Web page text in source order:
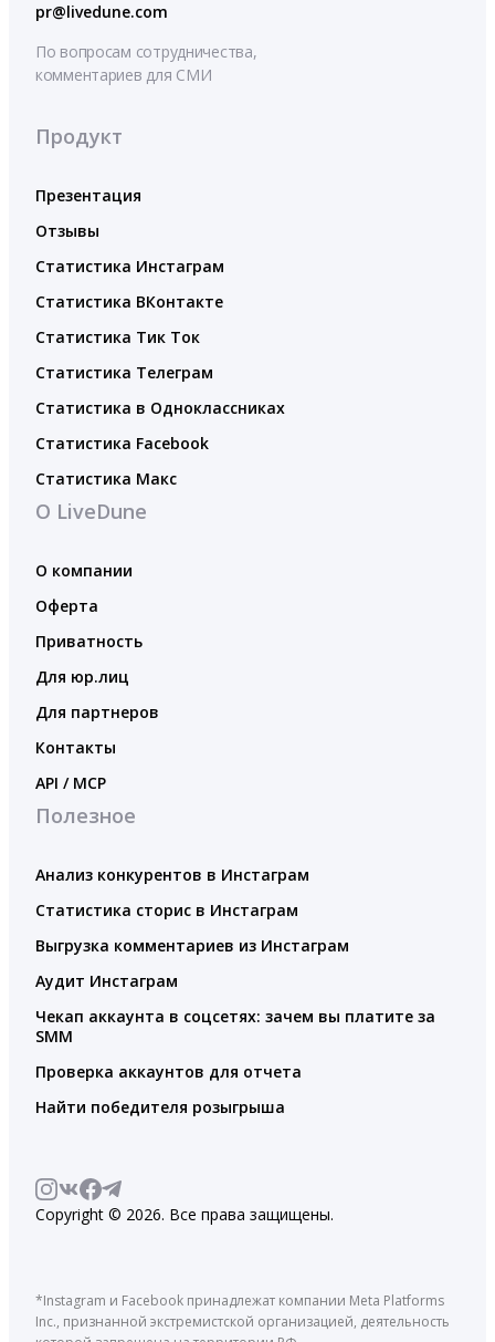
pr@livedune.com
По вопросам сотрудничества,
комментариев для СМИ
Продукт
Презентация
Отзывы
Статистика Инстаграм
Статистика ВКонтакте
Статистика Тик Ток
Статистика Телеграм
Статистика в Одноклассниках
Статистика Facebook
Статистика Макс
О LiveDune
О компании
Оферта
Приватность
Для юр.лиц
Для партнеров
Контакты
API / MCP
Полезное
Анализ конкурентов в Инстаграм
Статистика сторис в Инстаграм
Выгрузка комментариев из Инстаграм
Аудит Инстаграм
Чекап аккаунта в соцсетях: зачем вы платите за
SMM
Проверка аккаунтов для отчета
Найти победителя розыгрыша
Copyright © 2026. Все права защищены.
*Instagram и Facebook принадлежат компании Meta Platforms
Inc., признанной экстремистской организацией, деятельность